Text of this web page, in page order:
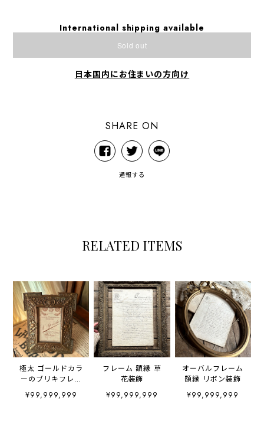
International shipping available
Sold out
日本国内にお住まいの方向け
SHARE ON
通報する
RELATED ITEMS
極太 ゴールドカラ
ーのブリキフレー
ム
¥99,999,999
フレーム 額縁 草
花装飾
¥99,999,999
オーバルフレーム
額縁 リボン装飾
¥99,999,999